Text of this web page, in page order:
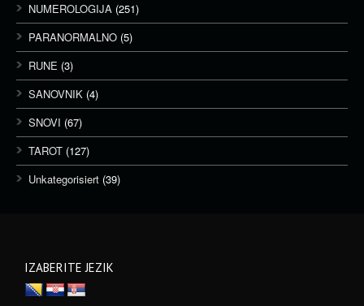
NUMEROLOGIJA (251)
PARANORMALNO (5)
RUNE (3)
SANOVNIK (4)
SNOVI (67)
TAROT (127)
Unkategorisiert (39)
IZABERITE JEZIK